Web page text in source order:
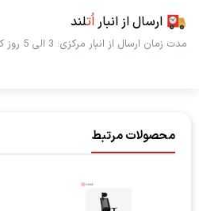
ارسال از انباراُتلند
مدت زمان ارسال از انبار مرکزی: 3 الی 5 روز کاری
محصولات مرتبط